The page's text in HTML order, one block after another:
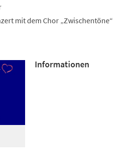
mit dem Chor „Zwischentöne“
Informationen